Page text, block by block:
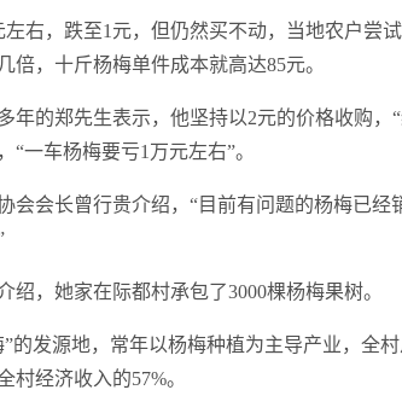
右，跌至1元，但仍然买不动，当地农户尝
倍，十斤杨梅单件成本就高达85元。
年的郑先生表示，他坚持以2元的价格收购，
“一车杨梅要亏1万元左右”。
会会长曾行贵介绍，“目前有问题的杨梅已经
绍，她家在际都村承包了3000棵杨梅果树。
的发源地，常年以杨梅种植为主导产业，全
村经济收入的57%。